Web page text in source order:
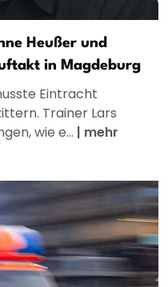
Heußer und
in Magdeburg
Eintracht
Trainer Lars
wie e... | mehr